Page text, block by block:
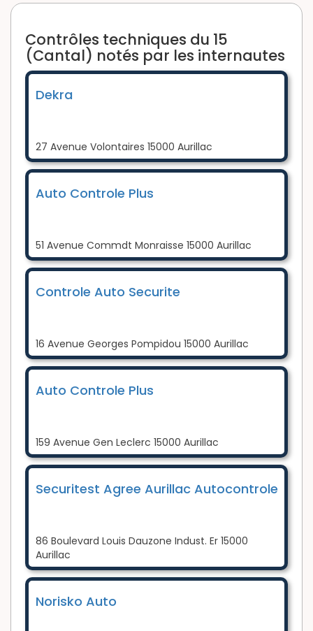
Contrôles techniques du 15
(Cantal) notés par les internautes
Dekra
27 Avenue Volontaires 15000 Aurillac
Auto Controle Plus
51 Avenue Commdt Monraisse 15000 Aurillac
Controle Auto Securite
16 Avenue Georges Pompidou 15000 Aurillac
Auto Controle Plus
159 Avenue Gen Leclerc 15000 Aurillac
Securitest Agree Aurillac Autocontrole
86 Boulevard Louis Dauzone Indust. Er 15000
Aurillac
Norisko Auto